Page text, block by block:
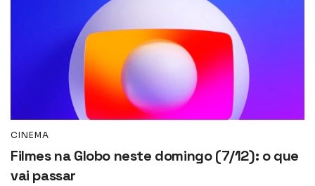
CINEMA
Filmes na Globo neste domingo (7/12): o que
vai passar